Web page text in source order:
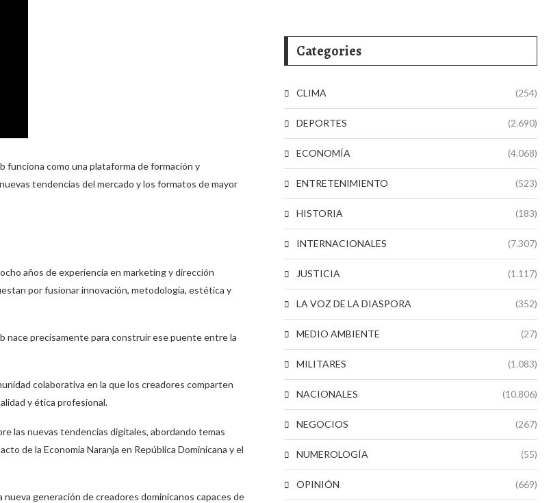
funciona como una plataforma de formación y
tendencias del mercado y los formatos de mayor
años de experiencia en marketing y dirección
por fusionar innovación, metodología, estética y
nace precisamente para construir ese puente entre la
colaborativa en la que los creadores comparten
y ética profesional.
las nuevas tendencias digitales, abordando temas
de la Economía Naranja en República Dominicana y el
generación de creadores dominicanos capaces de
Categories
CLIMA (254)
DEPORTES (2.690)
ECONOMÍA (4.068)
ENTRETENIMIENTO (523)
HISTORIA (183)
INTERNACIONALES (7.307)
JUSTICIA (1.117)
LA VOZ DE LA DIASPORA (352)
MEDIO AMBIENTE (27)
MILITARES (1.083)
NACIONALES (10.806)
NEGOCIOS (267)
NUMEROLOGÍA (55)
OPINIÓN (669)